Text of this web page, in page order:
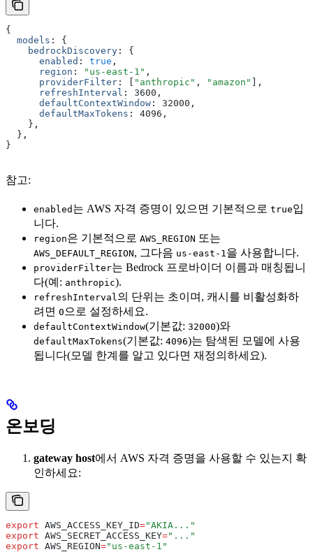
{
  models
:
{
    bedrockDiscovery
:
{
      enabled
: true ,
      region
: "us-east-1" ,
      providerFilter
: "anthropic" , "amazon"
,
      refreshInterval
: 3600 ,
      defaultContextWindow
: 32000 ,
      defaultMaxTokens
: 4096 ,
    }
,
  }
,
}
참고:
enabled 는 AWS 자격 증명이 있으면 기본적으로 true입
니다.
region은 기본적으로 AWS_REGION 또는
AWS_DEFAULT_REGION, 그다음 us-east-1을 사용합니다.
providerFilter는 Bedrock 프로바이더 이름과 매칭됩니
다(예: anthropic).
refreshInterval의 단위는 초이며, 캐시를 비활성화하
려면 0 으로 설정하세요.
defaultContextWindow(기본값: 32000)와
defaultMaxTokens(기본값: 4096)는 탐색된 모델에 사용
됩니다(모델 한계를 알고 있다면 재정의하세요).
온보딩
gateway host에서 AWS 자격 증명을 사용할 수 있는지 확
인하세요:
export AWS_ACCESS_KEY_ID="AKIA..."
export AWS_SECRET_ACCESS_KEY="..."
export AWS_REGION="us-east-1"